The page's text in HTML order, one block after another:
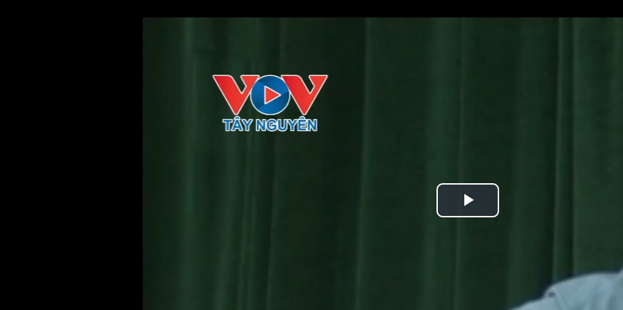
Play